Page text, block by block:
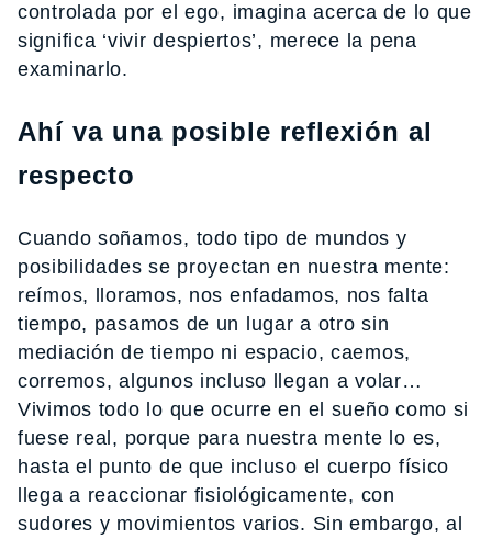
controlada por el ego, imagina acerca de lo que
significa ‘vivir despiertos’, merece la pena
examinarlo.
Ahí va una posible reflexión al
respecto
Cuando soñamos, todo tipo de mundos y
posibilidades se proyectan en nuestra mente:
reímos, lloramos, nos enfadamos, nos falta
tiempo, pasamos de un lugar a otro sin
mediación de tiempo ni espacio, caemos,
corremos, algunos incluso llegan a volar…
Vivimos todo lo que ocurre en el sueño como si
fuese real, porque para nuestra mente lo es,
hasta el punto de que incluso el cuerpo físico
llega a reaccionar fisiológicamente, con
sudores y movimientos varios. Sin embargo, al